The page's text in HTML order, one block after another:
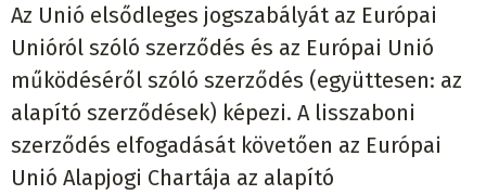
Az Unió elsődleges jogszabályát az Európai
Unióról szóló szerződés és az Európai Unió
működéséről szóló szerződés (együttesen: az
alapító szerződések) képezi. A lisszaboni
szerződés elfogadását követően az Európai
Unió Alapjogi Chartája az alapító